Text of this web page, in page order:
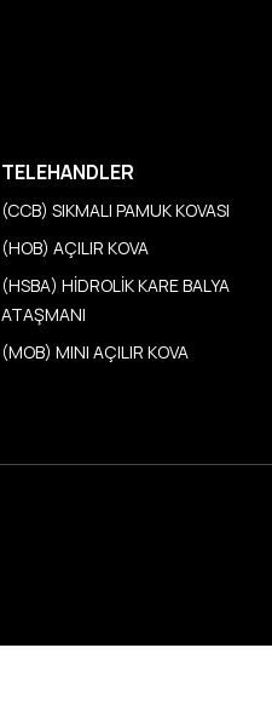
TELEHANDLER
(CCB) SIKMALI PAMUK KOVASI
(HOB) AÇILIR KOVA
(HSBA) HİDROLİK KARE BALYA
ATAŞMANI
(MOB) MINI AÇILIR KOVA